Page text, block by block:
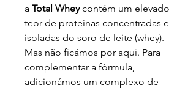
a Total Wheycontém um elevado
teor de proteínas concentradas e
isoladas do soro de leite (whey).
Mas não ficámos por aqui. Para
complementar a fórmula,
adicionámos um complexo de